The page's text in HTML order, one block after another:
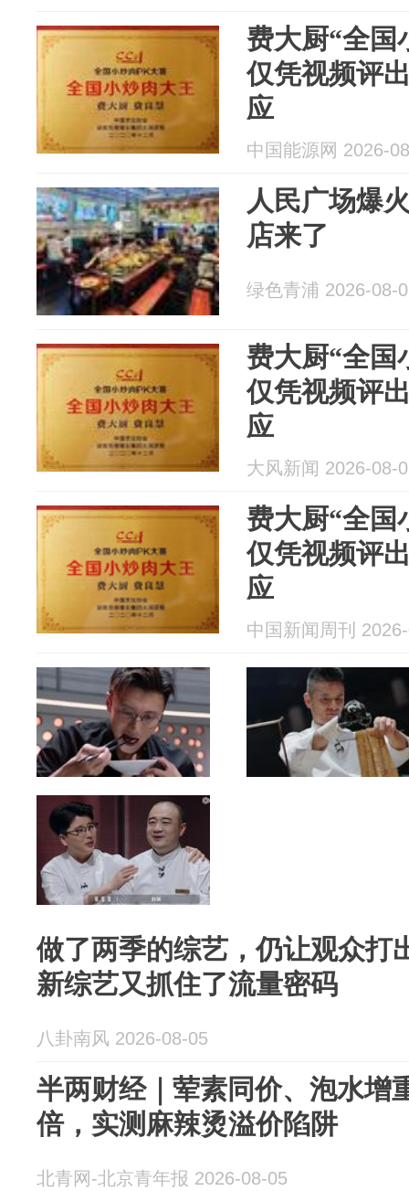
费大厨“全国
仅凭视频评
应
中国能源网 2026-
人民广场爆
店来了
绿色青浦 2026-08-
费大厨“全国
仅凭视频评
应
大风新闻 2026-08-
费大厨“全国
仅凭视频评
应
中国新闻周刊
做了两季的综艺，仍让观众打
新综艺又抓住了流量密码
八卦南风 2026-08-05
半两财经｜荤素同价、泡水增
倍，实测麻辣烫溢价陷阱
北青网-北京青年报 2026-08-05